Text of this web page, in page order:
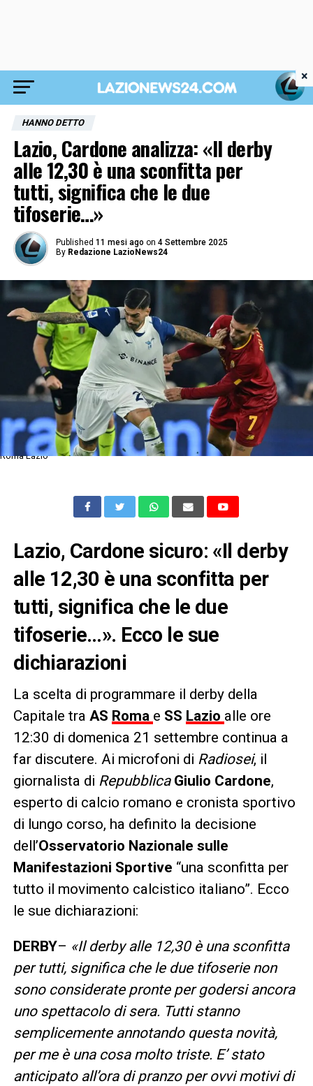
HANNO DETTO
Lazio, Cardone analizza: «Il derby
alle 12,30 è una sconfitta per
tutti, significa che le due
tifoserie…»
Published 11 mesi ago on 4 Settembre 2025
By Redazione LazioNews24
Roma Lazio
Lazio, Cardone sicuro: «Il derby
alle 12,30 è una sconfitta per
tutti, significa che le due
tifoserie…». Ecco le sue
dichiarazioni
La scelta di programmare il derby della
Capitale tra AS Roma e SS Lazio alle ore
12:30 di domenica 21 settembre continua a
far discutere. Ai microfoni di Radiosei, il
giornalista di Repubblica Giulio Cardone,
esperto di calcio romano e cronista sportivo
di lungo corso, ha definito la decisione
dell’Osservatorio Nazionale sulle
Manifestazioni Sportive “una sconfitta per
tutto il movimento calcistico italiano”. Ecco
le sue dichiarazioni:
DERBY– «Il derby alle 12,30 è una sconfitta
per tutti, significa che le due tifoserie non
sono considerate pronte per godersi ancora
uno spettacolo di sera. Tutti stanno
semplicemente annotando questa novità,
per me è una cosa molto triste. E’ stato
anticipato all’ora di pranzo per ovvi motivi di
×